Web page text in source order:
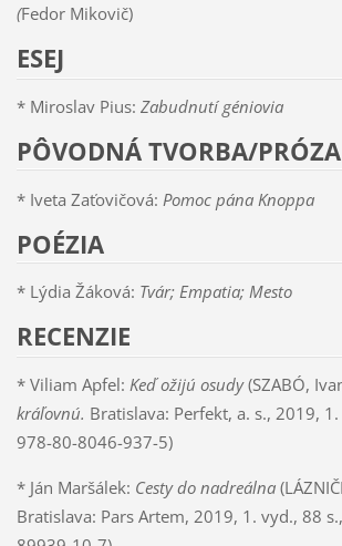
(Fedor Mikovič)
ESEJ
* Miroslav Pius: Zabudnutí géniovia
PÔVODNÁ TVORBA/PRÓZA
* Iveta Zaťovičová: Pomoc pána Knoppa
POÉZIA
* Lýdia Žáková: Tvár; Empatia; Mesto
RECENZIE
* Viliam Apfel: Keď ožijú osudy(SZABÓ,
kráľovnú. Bratislava: Perfekt, a. s., 2019,
978-80-8046-937-5)
* Ján Maršálek: Cesty do nadreálna
Bratislava: Pars Artem, 2019, 1. vyd., 88